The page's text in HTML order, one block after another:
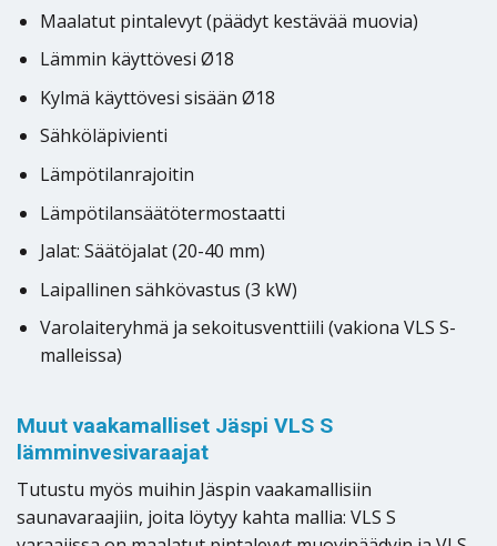
Maalatut pintalevyt (päädyt kestävää muovia)
Lämmin käyttövesi Ø18
Kylmä käyttövesi sisään Ø18
Sähköläpivienti
Lämpötilanrajoitin
Lämpötilansäätötermostaatti
Jalat: Säätöjalat (20-40 mm)
Laipallinen sähkövastus (3 kW)
Varolaiteryhmä ja sekoitusventtiili (vakiona VLS S-
malleissa)
Muut vaakamalliset Jäspi VLS S
lämminvesivaraajat
Tutustu myös muihin Jäspin vaakamallisiin
saunavaraajiin, joita löytyy kahta mallia: VLS S